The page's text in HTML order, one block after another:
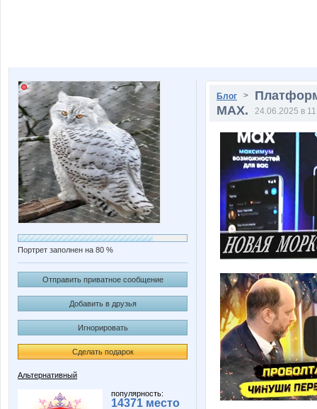
Портрет заполнен на 80 %
Отправить приватное сообщение
Добавить в друзья
Игнорировать
Сделать подарок
Альтернативный
популярность:
14371 место
Блог >
МАХ.
24.06.2025 в